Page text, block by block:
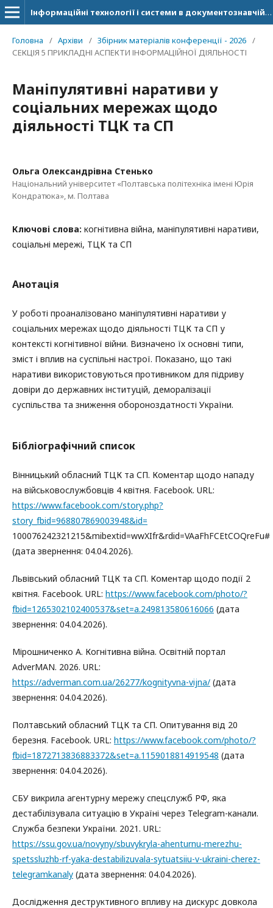
Інформаційні технології і системи в документознавчій сфері
Головна / Архіви / Збірник матеріалів конференції - 2026 /
СЕКЦІЯ 5 ПРИКЛАДНІ АСПЕКТИ ІНФОРМАЦІЙНОЇ ДІЯЛЬНОСТІ
Маніпулятивні наративи у
соціальних мережах щодо
діяльності ТЦК та СП
Ольга Олександрівна Стенько
Національний університет «Полтавська політехніка імені Юрія
Кондратюка», м. Полтава
Ключові слова: когнітивна війна, маніпулятивні наративи,
соціальні мережі, ТЦК та СП
Анотація
У роботі проаналізовано маніпулятивні наративи у
соціальних мережах щодо діяльності ТЦК та СП у
контексті когнітивної війни. Визначено їх основні типи,
зміст і вплив на суспільні настрої. Показано, що такі
наративи використовуються противником для підриву
довіри до державних інституцій, деморалізації
суспільства та зниження обороноздатності України.
Бібліографічний список
Вінницький обласний ТЦК та СП. Коментар щодо нападу
на військовослужбовців 4 квітня. Facebook. URL:
https://www.facebook.com/story.php?
story_fbid=968807869003948&id=
100076242321215&mibextid=wwXIfr&rdid=VAaFhFCEtCOQreFu#
(дата звернення: 04.04.2026).
Львівський обласний ТЦК та СП. Коментар щодо події 2
квітня. Facebook. URL: https://www.facebook.com/photo/?
fbid=1265302102400537&set=a.249813580616066 (дата
звернення: 04.04.2026).
Мірошниченко А. Когнітивна війна. Освітній портал
AdverMAN. 2026. URL:
https://adverman.com.ua/26277/kognityvna-vijna/ (дата
звернення: 04.04.2026).
Полтавський обласний ТЦК та СП. Опитування від 20
березня. Facebook. URL: https://www.facebook.com/photo/?
fbid=1872713836883372&set=a.1159018814919548 (дата
звернення: 04.04.2026).
СБУ викрила агентурну мережу спецслужб РФ, яка
дестабілізувала ситуацію в Україні через Telegram-канали.
Служба безпеки України. 2021. URL:
https://ssu.gov.ua/novyny/sbuvykryla-ahenturnu-merezhu-
spetssluzhb-rf-yaka-destabilizuvala-sytuatsiiu-v-ukraini-cherez-
telegramkanaly (дата звернення: 04.04.2026).
Дослідження деструктивного впливу на дискурс довкола